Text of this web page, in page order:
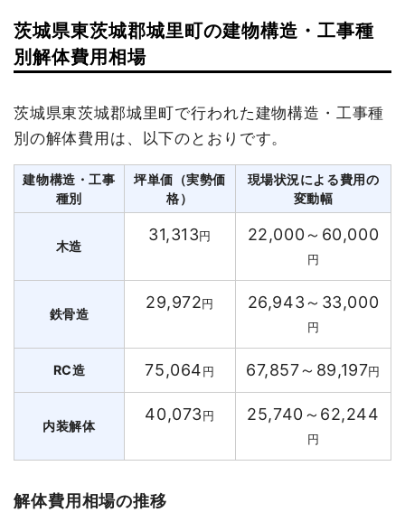
茨城県東茨城郡城里町の建物構造・工事種
別解体費用相場
茨城県東茨城郡城里町で行われた建物構造・工事種
別の解体費用は、以下のとおりです。
建物構造・工事
種別
坪単価（実勢価
格）
現場状況による費用の
変動幅
木造
31,313円 22,000～60,000
円
鉄骨造
29,972円 26,943～33,000
円
RC造 75,064円 67,857～89,197円
内装解体
40,073円 25,740～62,244
円
解体費用相場の推移